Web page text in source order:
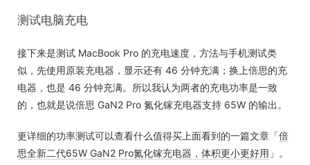
测试电脑充电
接下来是测试 MacBook Pro 的充电速度，方法与手机测试类
似，先使用原装充电器，显示还有 46 分钟充满；换上倍思的充
电器，也是 46 分钟充满。所以我认为两者的充电功率是一致
的，也就是说倍思 GaN2 Pro 氮化镓充电器支持 65W 的输出。
更详细的功率测试可以查看什么值得买上面看到的一篇文章「倍
思全新二代65W GaN2 Pro氮化镓充电器，体积更小更好用 」。